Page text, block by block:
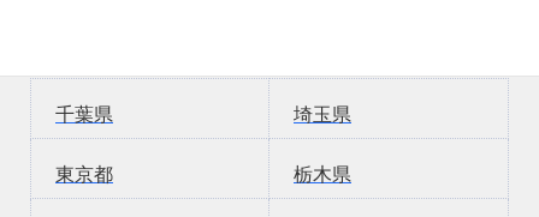
千葉県 埼玉県
東京都 栃木県